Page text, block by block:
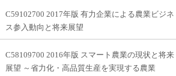
C59102700 2017年版 有力企業による農業ビジネ
ス参入動向と将来展望
C58109700 2016年版 スマート農業の現状と将来
展望 ～省力化・高品質生産を実現する農業